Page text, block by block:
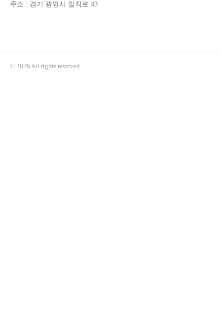
주소 : 경기 광명시 일직로 43
© 2026 All rights reserved.